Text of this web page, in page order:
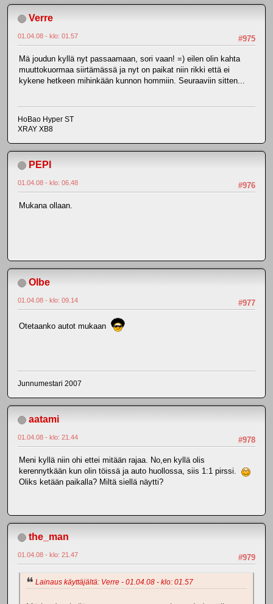
Verre
#975
01.04.08 - klo: 01.57
Mä joudun kyllä nyt passaamaan, sori vaan! =) eilen olin kahta
muuttokuormaa siirtämässä ja nyt on paikat niin rikki että ei
kykene hetkeen mihinkään kunnon hommiin. Seuraaviin sitten...
HoBao Hyper ST
XRAY XB8
PEPI
#976
01.04.08 - klo: 06.48
Mukana ollaan.
Olbe
#977
01.04.08 - klo: 09.14
Otetaanko autot mukaan
Junnumestari 2007
aatami
#978
01.04.08 - klo: 21.44
Meni kyllä niin ohi ettei mitään rajaa. No,en kyllä olis
kerennytkään kun olin töissä ja auto huollossa, siis 1:1 pirssi.
Oliks ketään paikalla? Miltä siellä näytti?
the_man
#979
01.04.08 - klo: 21.47
Lainaus käyttäjältä: Verre - 01.04.08 - klo: 01.57